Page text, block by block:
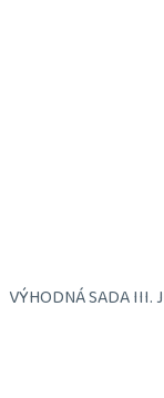
VÝHODNÁ SADA III.